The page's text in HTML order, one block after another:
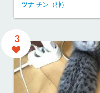
ツナ チン（狆）
3